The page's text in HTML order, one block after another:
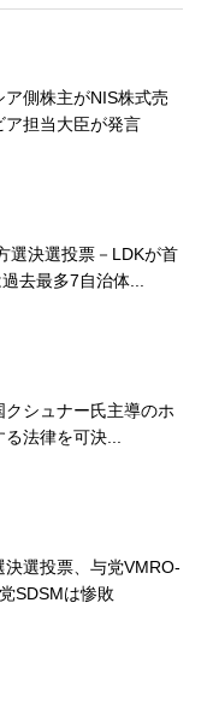
側株主がNIS株式売
担当大臣が発言
選決選投票－LDKが首
去最多7自治体...
シュナー氏主導のホ
法律を可決...
選投票、与党VMRO-
SDSMは惨敗